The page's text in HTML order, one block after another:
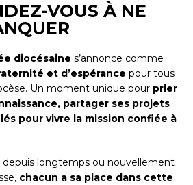
VOUS À NE
diocésaine s’annonce comme
et d’espérance pour tous
Un moment unique pour prier
partager ses projets
pour vivre la mission confiée à
depuis longtemps ou nouvellement
chacun a sa place dans cette